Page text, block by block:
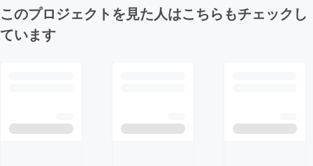
このプロジェクトを見た人はこちらもチェックし
ています